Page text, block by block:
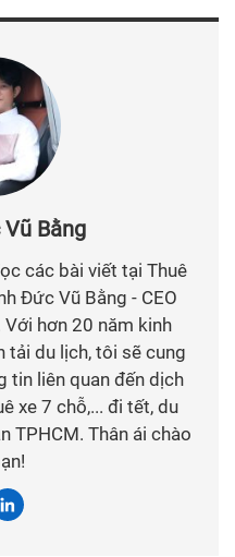
Bằng
các bài viết tại Thuê
Đức Vũ Bằng - CEO
Với hơn 20 năm kinh
tải du lịch, tôi sẽ cung
tin liên quan đến dịch
xe 7 chỗ,... đi tết, du
TPHCM. Thân ái chào